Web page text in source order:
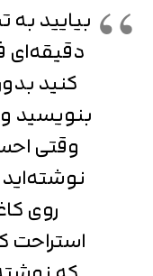
بیایید به
کنید
بنویسید
وقتی
روی
استراحت